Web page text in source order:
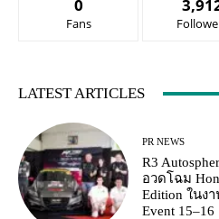
0
Fans
LATEST ARTICLES
PR NEWS
R3
อวดโฉม
Edition ในงา
Event 15–16